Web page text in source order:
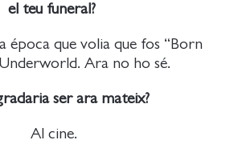
el teu funeral?
época que volia que fos “Born
Ara no ho sé.
ser ara mateix?
Al cine.